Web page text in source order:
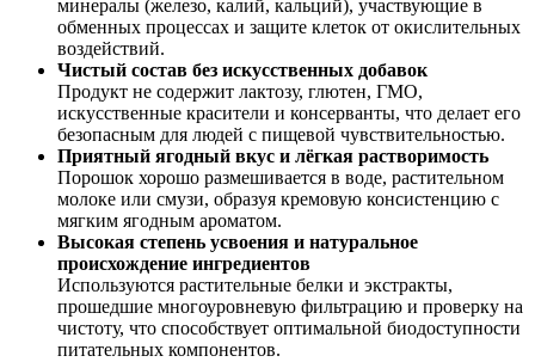
минералы (железо, калий, кальций), участвующие в
обменных процессах и защите клеток от окислительных
воздействий.
Чистый состав без искусственных добавок
Продукт не содержит лактозу, глютен, ГМО,
искусственные красители и консерванты, что делает его
безопасным для людей с пищевой чувствительностью.
Приятный ягодный вкус и лёгкая растворимость
Порошок хорошо размешивается в воде, растительном
молоке или смузи, образуя кремовую консистенцию с
мягким ягодным ароматом.
Высокая степень усвоения и натуральное
происхождение ингредиентов
Используются растительные белки и экстракты,
прошедшие многоуровневую фильтрацию и проверку на
чистоту, что способствует оптимальной биодоступности
питательных компонентов.